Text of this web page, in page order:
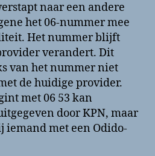
naar een andere
het 06-nummer mee
Het nummer blijft
verandert. Dit
van het nummer niet
de huidige provider.
met 06 53 kan
door KPN, maar
met een Odido-